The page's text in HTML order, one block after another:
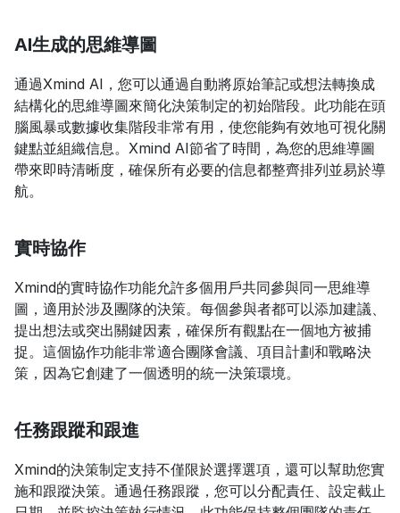
AI生成的思維導圖
通過Xmind AI，您可以通過自動將原始筆記或想法轉換成
結構化的思維導圖來簡化決策制定的初始階段。此功能在頭
腦風暴或數據收集階段非常有用，使您能夠有效地可視化關
鍵點並組織信息。Xmind AI節省了時間，為您的思維導圖
帶來即時清晰度，確保所有必要的信息都整齊排列並易於導
航。
實時協作
Xmind的實時協作功能允許多個用戶共同參與同一思維導
圖，適用於涉及團隊的決策。每個參與者都可以添加建議、
提出想法或突出關鍵因素，確保所有觀點在一個地方被捕
捉。這個協作功能非常適合團隊會議、項目計劃和戰略決
策，因為它創建了一個透明的統一決策環境。
任務跟蹤和跟進
Xmind的決策制定支持不僅限於選擇選項，還可以幫助您實
施和跟蹤決策。通過任務跟蹤，您可以分配責任、設定截止